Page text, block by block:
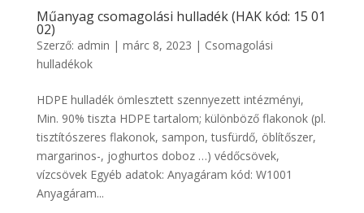
Műanyag csomagolási hulladék (HAK kód: 15 01
02)
Szerző: admin | márc 8, 2023 | Csomagolási
hulladékok
HDPE hulladék ömlesztett szennyezett intézményi,
Min. 90% tiszta HDPE tartalom; különböző flakonok (pl.
tisztítószeres flakonok, sampon, tusfürdő, öblítőszer,
margarinos-, joghurtos doboz …) védőcsövek,
vízcsövek Egyéb adatok: Anyagáram kód: W1001
Anyagáram...